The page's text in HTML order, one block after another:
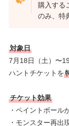
購入する
のみ、特
対象日
7月18日（土）〜
ハントチケットを
チケット効果
・ペイントボール
・モンスター再出